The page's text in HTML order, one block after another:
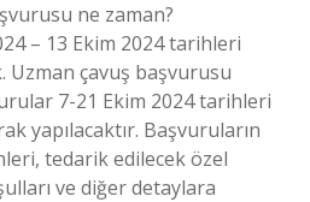
ne zaman?
– 13 Ekim 2024 tarihleri
Uzman çavuş başvurusu
7-21 Ekim 2024 tarihleri
yapılacaktır. Başvuruların
tedarik edilecek özel
ve diğer detaylara